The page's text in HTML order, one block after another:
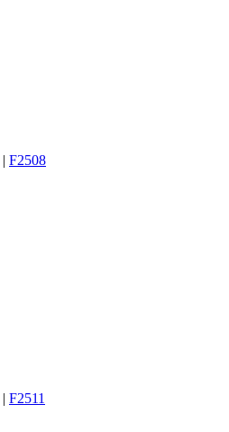
| F2508
| F2511